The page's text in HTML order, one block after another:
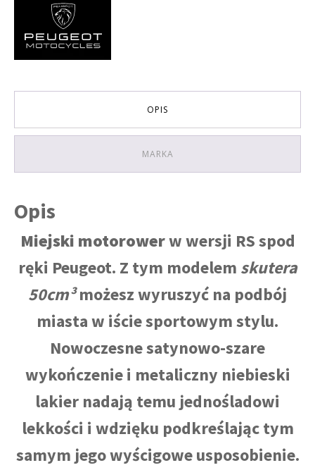
OPIS
MARKA
Opis
Miejski motorowerw wersji RS spod
ręki Peugeot. Z tym modelem skutera
50cm³możesz wyruszyć na podbój
miasta w iście sportowym stylu.
Nowoczesne satynowo-szare
wykończenie i metaliczny niebieski
lakier nadają temu jednośladowi
lekkości i wdzięku podkreślając tym
samym jego wyścigowe usposobienie.